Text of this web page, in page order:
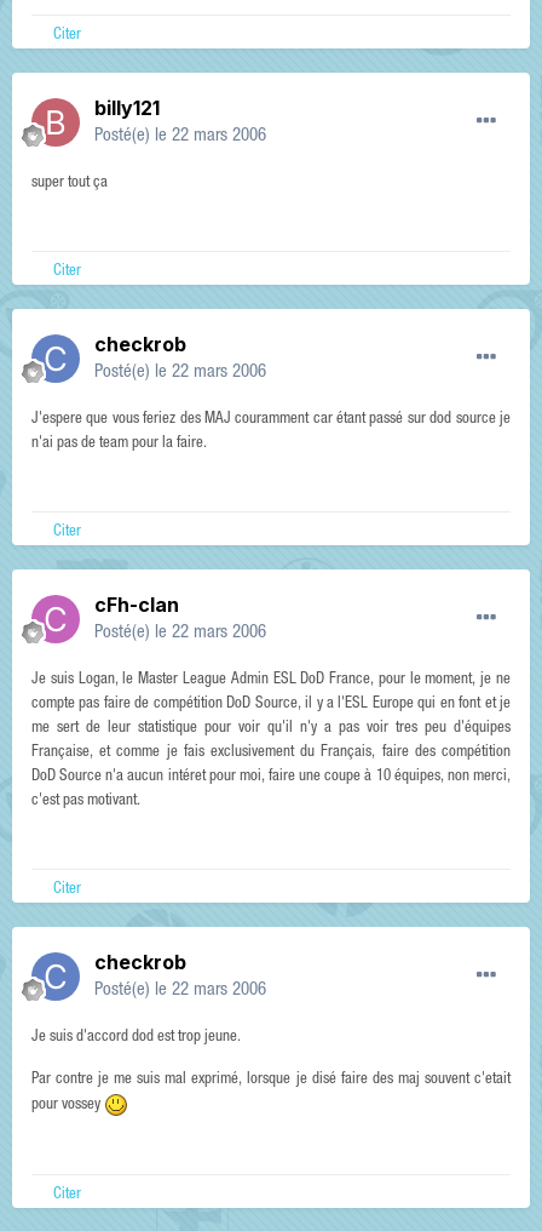
Citer
billy121
Posté(e) le 22 mars 2006
super tout ça
Citer
checkrob
Posté(e) le 22 mars 2006
J'espere que vous feriez des MAJ couramment car étant passé sur dod source je
n'ai pas de team pour la faire.
Citer
cFh-clan
Posté(e) le 22 mars 2006
Je suis Logan, le Master League Admin ESL DoD France, pour le moment, je ne
compte pas faire de compétition DoD Source, il y a l'ESL Europe qui en font et je
me sert de leur statistique pour voir qu'il n'y a pas voir tres peu d'équipes
Française, et comme je fais exclusivement du Français, faire des compétition
DoD Source n'a aucun intéret pour moi, faire une coupe à 10 équipes, non merci,
c'est pas motivant.
Citer
checkrob
Posté(e) le 22 mars 2006
Je suis d'accord dod est trop jeune.
Par contre je me suis mal exprimé, lorsque je disé faire des maj souvent c'etait
pour vossey
Citer